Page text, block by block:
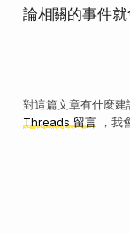
論相關的事件
對這篇文章有什麼
Threads 留言，我